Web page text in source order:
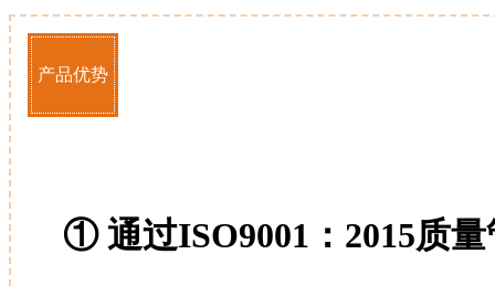
产品优势
① 通过ISO9001：2015质